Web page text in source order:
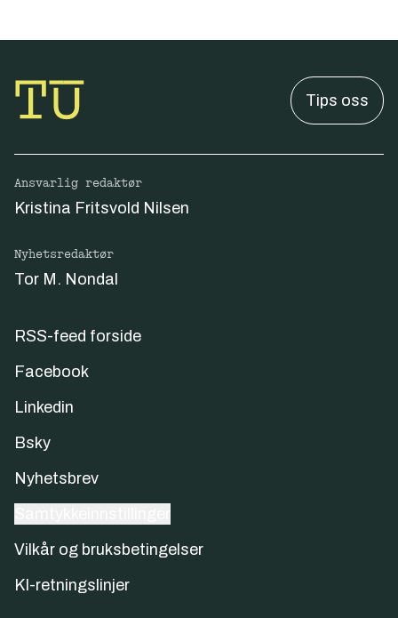
Tips oss
Ansvarlig redaktør
Kristina Fritsvold Nilsen
Nyhetsredaktør
Tor M. Nondal
RSS-feed forside
Facebook
Linkedin
Bsky
Nyhetsbrev
Vilkår og bruksbetingelser
KI-retningslinjer